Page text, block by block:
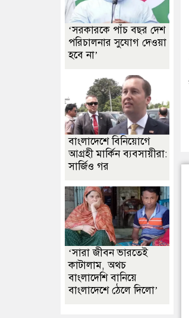
‘সরকারকে পাঁচ বছর দেশ
পরিচালনার সুযোগ দেওয়া
হবে না’
বাংলাদেশে বিনিয়োগে
আগ্রহী মার্কিন ব্যবসায়ীরা:
সার্জিও গর
‘সারা জীবন ভারতেই
কাটালাম, অথচ
বাংলাদেশি বানিয়ে
বাংলাদেশে ঠেলে দিলো’